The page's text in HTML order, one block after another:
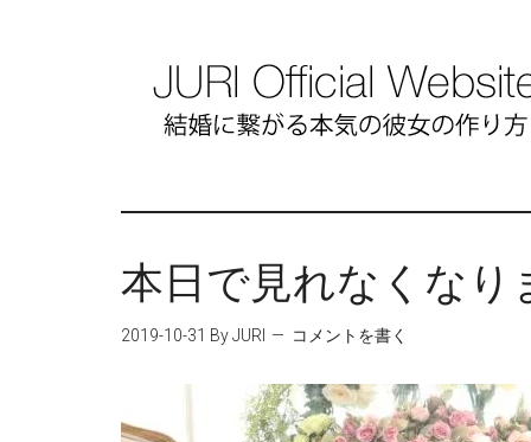
本日で見れなくなり
2019-10-31 By JURI コメントを書く